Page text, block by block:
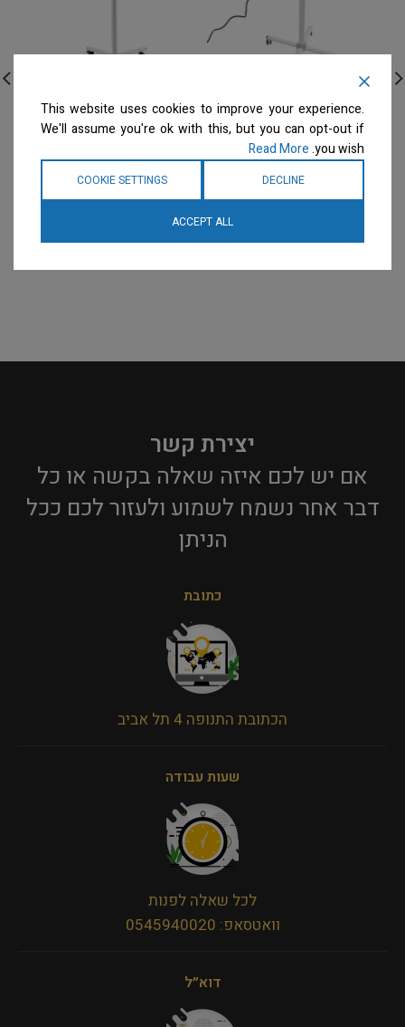
מפוח / מייבש שיער מנוע 1
על עמוד Blo i300
Dryer/Blaster
מייבשי שיער
צרו קשר
למידע נוסף
ARTERO – מעמד למפוח
מפוח 2 מנועים – BLACK 2
MOTOR FOOT & ARM
מייבשי שיער
המחיר ייחשף רק לבעלי
מספרות רשומיםצרו קשר
יצירת קשר
אם יש לכם איזה שאלה בקשה או כל
דבר אחר נשמח לשמוע ולעזור לכם ככל
הניתן​
כתובת
הכתובת התנופה 4 תל אביב
שעות עבודה
לכל שאלה לפנות
וואטסאפ: 0545940020
דוא״ל
This website uses cookies to improve your experience.
We'll assume you're ok with this, but you can opt-out if
you wish.
Read More
DECLINE
COOKIE SETTINGS
ACCEPT ALL